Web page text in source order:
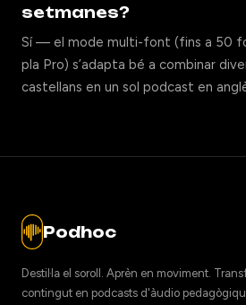
setmanes?
Sí — el mode multi-font (fins a 50
pla Pro) s’adapta bé a combinar
castellans en un sol podcast en
Podhoc
Destil·la el soroll. Aprèn en moviment.
contingut en podcasts d'àudio